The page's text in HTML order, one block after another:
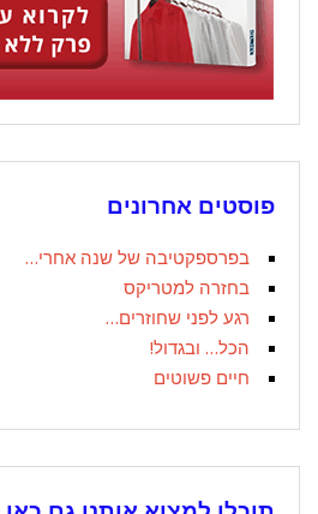
פוסטים אחרונים
בפרספקטיבה של שנה אחרי…
בחזרה למטריקס
רגע לפני שחוזרים…
הכל… ובגדול!
חיים פשוטים